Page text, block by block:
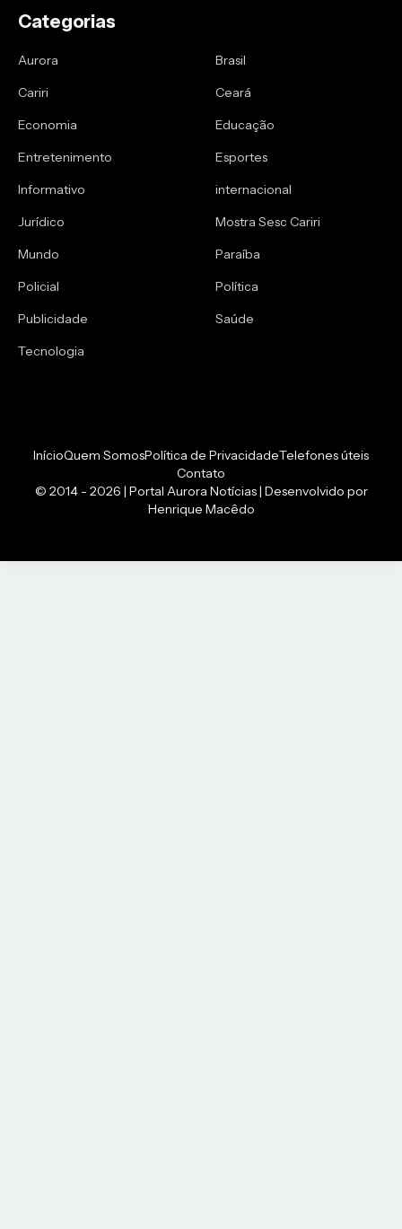
Categorias
Aurora
Brasil
Cariri
Ceará
Economia
Educação
Entretenimento
Esportes
Informativo
internacional
Jurídico
Mostra Sesc Cariri
Mundo
Paraíba
Policial
Política
Publicidade
Saúde
Tecnologia
© 2014 - 2026 | Portal Aurora Notícias | Desenvolvido por
Henrique Macêdo
InícioQuem SomosPolítica de PrivacidadeTelefones úteis
Contato